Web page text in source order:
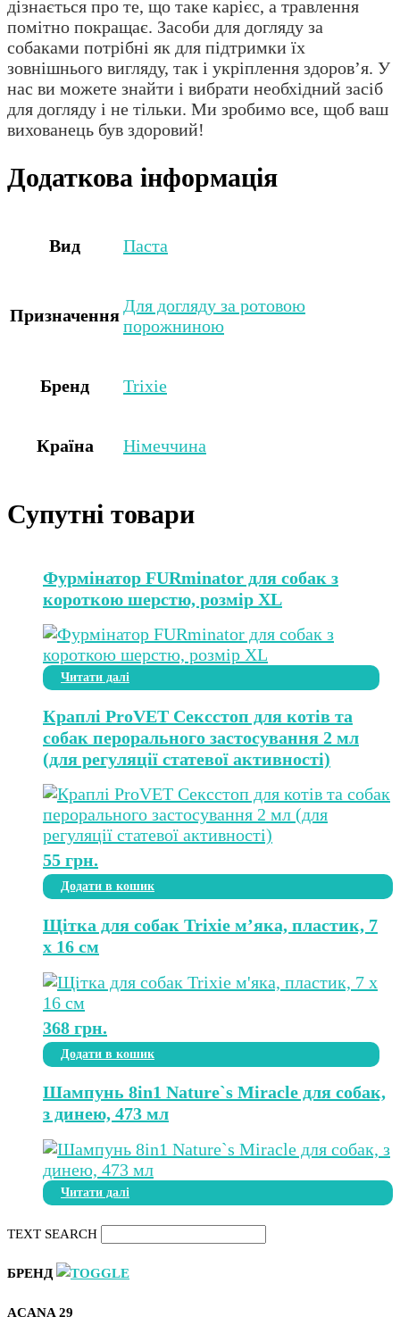
дізнається про те, що таке карієс, а травлення
помітно покращає. Засоби для догляду за
собаками потрібні як для підтримки їх
зовнішнього вигляду, так і укріплення здоров’я. У
нас ви можете знайти і вибрати необхідний засіб
для догляду і не тільки. Ми зробимо все, щоб ваш
вихованець був здоровий!
Додаткова інформація
Вид Паста
Призначення Для догляду за ротовою
порожниною
Бренд Trixie
Країна Німеччина
Супутні товари
Фурмінатор FURminator для собак з
короткою шерстю, розмір ХL
Читати далі
Краплі ProVET Сексcтоп для котів та
собак перорального застосування 2 мл
(для регуляції статевої активності)
55 грн.
Додати в кошик
Щітка для собак Trixie м’яка, пластик, 7
х 16 см
368 грн.
Додати в кошик
Шампунь 8in1 Nature`s Miracle для собак,
з динею, 473 мл
Читати далі
TEXT SEARCH
БРЕНД
ACANA 29